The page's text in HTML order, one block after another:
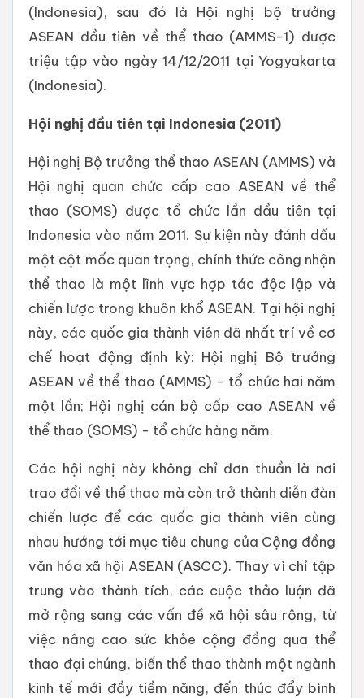
(Indonesia), sau đó là Hội nghị bộ trưởng
ASEAN đầu tiên về thể thao (AMMS-1) được
triệu tập vào ngày 14/12/2011 tại Yogyakarta
(Indonesia).
Hội nghị đầu tiên tại Indonesia (2011)
Hội nghị Bộ trưởng thể thao ASEAN (AMMS) và
Hội nghị quan chức cấp cao ASEAN về thể
thao (SOMS) được tổ chức lần đầu tiên tại
Indonesia vào năm 2011. Sự kiện này đánh dấu
một cột mốc quan trọng, chính thức công nhận
thể thao là một lĩnh vực hợp tác độc lập và
chiến lược trong khuôn khổ ASEAN. Tại hội nghị
này, các quốc gia thành viên đã nhất trí về cơ
chế hoạt động định kỳ: Hội nghị Bộ trưởng
ASEAN về thể thao (AMMS) - tổ chức hai năm
một lần; Hội nghị cán bộ cấp cao ASEAN về
thể thao (SOMS) - tổ chức hàng năm.
Các hội nghị này không chỉ đơn thuần là nơi
trao đổi về thể thao mà còn trở thành diễn đàn
chiến lược để các quốc gia thành viên cùng
nhau hướng tới mục tiêu chung của Cộng đồng
văn hóa xã hội ASEAN (ASCC). Thay vì chỉ tập
trung vào thành tích, các cuộc thảo luận đã
mở rộng sang các vấn đề xã hội sâu rộng, từ
việc nâng cao sức khỏe cộng đồng qua thể
thao đại chúng, biến thể thao thành một ngành
kinh tế mới đầy tiềm năng, đến thúc đẩy bình